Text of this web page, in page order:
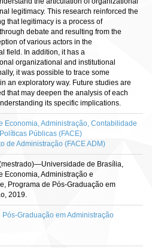
legitimacy. This research reinforced the
that legitimacy is a process of
debate and resulting from the
of various actors in the
field. In addition, it has a
organizational and institutional
it was possible to trace some
an exploratory way. Future studies are
that may deepen the analysis of each
its specific implications.
Economia, Administração, Contabilidade
Públicas (FACE)
de Administração (FACE ADM)
de Brasília,
Economia, Administração e
Programa de Pós-Graduação em
2019.
Pós-Graduação em Administração